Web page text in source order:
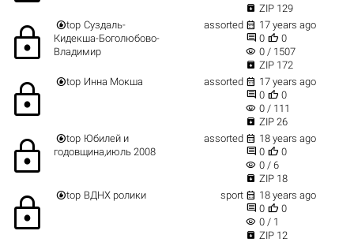
 ZIP 129
lock top Суздаль-
Кидекша-Боголюбово-
Владимир
assorted  17 years ago
 0  0
visibility 0 / 1507
 ZIP 172
lock top Инна Мокша assorted  17 years ago
 0  0
visibility 0 / 111
 ZIP 26
lock top Юбилей и
годовщина,июль 2008
assorted  18 years ago
 0  0
visibility 0 / 6
 ZIP 18
lock top ВДНХ ролики sport  18 years ago
 0  0
visibility 0 / 1
 ZIP 12